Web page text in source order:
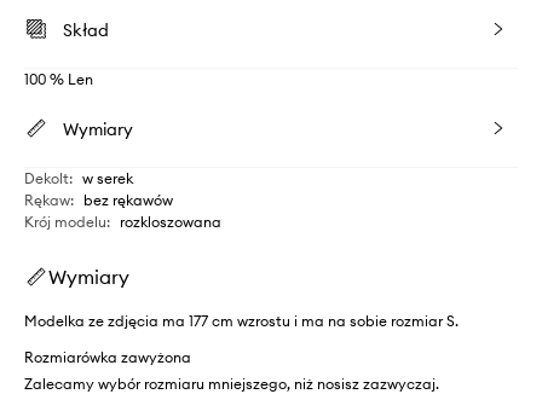
Skład
100 % Len
Wymiary
Dekolt: w serek
Rękaw: bez rękawów
Krój modelu: rozkloszowana
Wymiary
Modelka ze zdjęcia ma 177 cm wzrostu i ma na sobie rozmiar S.
Rozmiarówka zawyżona
Zalecamy wybór rozmiaru mniejszego, niż nosisz zazwyczaj.